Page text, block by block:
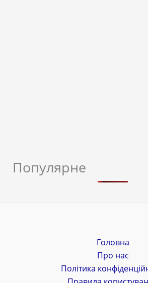
Популярне
Головна
Про нас
Політика